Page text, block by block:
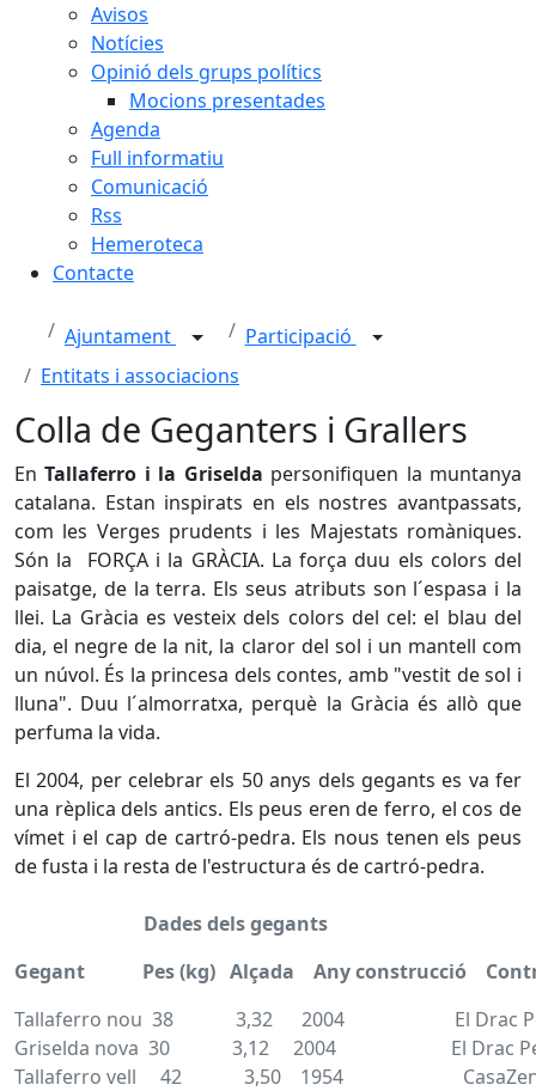
Avisos
Notícies
Opinió dels grups polítics
Mocions presentades
Agenda
Full informatiu
Comunicació
Rss
Hemeroteca
Contacte
Ajuntament
Participació
Entitats i associacions
Colla de Geganters i Grallers
EnTallaferro i la Griselda personifiquen la muntanya
catalana. Estan inspirats en els nostres avantpassats,
com les Verges prudents i les Majestats romàniques.
Són la FORÇA i la GRÀCIA. La força duu els colors del
paisatge, de la terra. Els seus atributs son l´espasa i la
llei. La Gràcia es vesteix dels colors del cel: el blau del
dia, el negre de la nit, la claror del sol i un mantell com
un núvol. És la princesa dels contes, amb "vestit de sol i
lluna". Duu l´almorratxa, perquè la Gràcia és allò que
perfuma la vida.
El 2004, per celebrar els 50 anys dels gegants es va fer
una rèplica dels antics. Els peus eren de ferro, el cos de
vímet i el cap de cartró-pedra. Els nous tenen els peus
de fusta i la resta de l'estructura és de cartró-pedra.
Dades dels gegants
Gegant Pes (kg) Alçada Any construcció
Tallaferro nou 38 3,32 2004 El Drac
Griselda nova 30 3,12 2004 El Drac
Tallaferro vell 42 3,50 1954